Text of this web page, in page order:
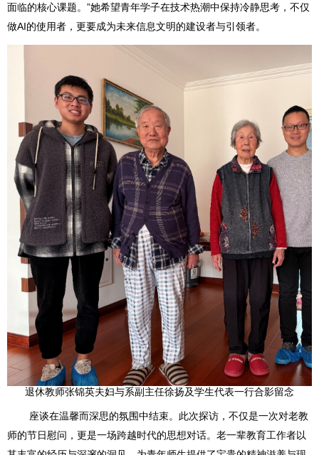
面临的核心课题。”她希望青年学子在技术热潮中保持冷静思考，不仅
做AI的使用者，更要成为未来信息文明的建设者与引领者。
退休教师张锦英夫妇与系副主任徐扬及学生代表一行合影留念
座谈在温馨而深思的氛围中结束。此次探访，不仅是一次对老教
师的节日慰问，更是一场跨越时代的思想对话。老一辈教育工作者以